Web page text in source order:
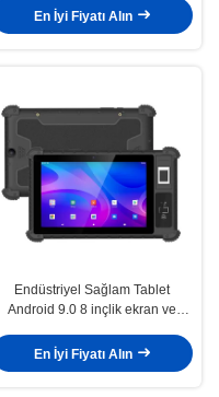
Endüstriyel Bilgisayar
En İyi Fiyatı Alın
Endüstriyel Sağlam Tablet
Android 9.0 8 inçlik ekran ve
1280x800 çözünürlüğü ile
En İyi Fiyatı Alın